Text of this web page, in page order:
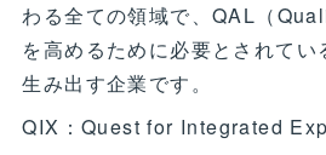
わる全ての領域で、QAL（
を高めるために必要とされてい
生み出す企業です。
QIX：Quest for Integrated